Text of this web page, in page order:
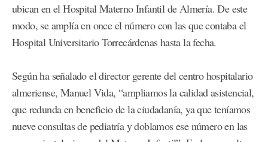
ubican en el Hospital Materno Infantil de Almería. De este
modo, se amplía en once el número con las que contaba el
Hospital Universitario Torrecárdenas hasta la fecha.
Según ha señalado el director gerente del centro hospitalario
almeriense, Manuel Vida, “ampliamos la calidad asistencial,
que redunda en beneficio de la ciudadanía, ya que teníamos
nueve consultas de pediatría y doblamos ese número en las